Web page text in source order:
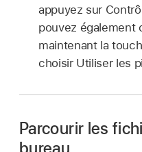
appuyez sur
pouvez également
maintenant la
choisir Utiliser les
Parcourir les